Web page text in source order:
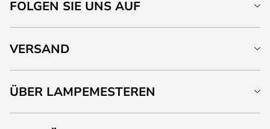
FOLGEN SIE UNS AUF
VERSAND
ÜBER LAMPEMESTEREN